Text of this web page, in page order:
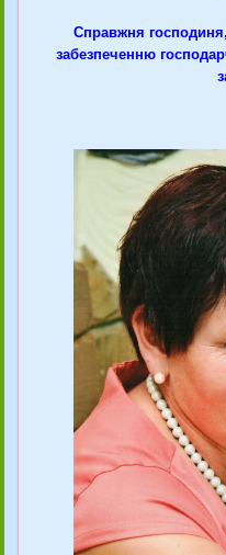
Справжня
забезпеченню